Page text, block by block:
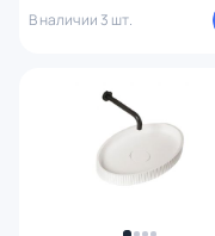
В наличии 3 шт.